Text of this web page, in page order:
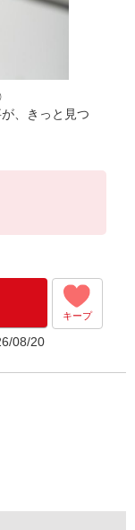
、きっと見つ
キープ
08/20